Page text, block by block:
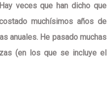
veces que han dicho que
muchísimos años de
anuales. He pasado muchas
(en los que se incluye el